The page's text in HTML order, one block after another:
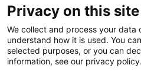
English
Kies
Copyright 2016 -
Privacy on this site
We collect and process your data
understand how it is used. You
selected purposes, or you can
information, see our privacy policy.